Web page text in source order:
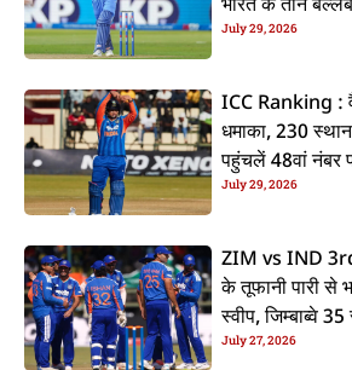
भारत के तीन
July 29, 2026
ICC Ranking :
धमाका, 230
पहुंचलें 48वां नंबर
July 29, 2026
ZIM vs IND
के तूफानी पारी से
स्वीप, जिम्बाब्वे
July 27, 2026